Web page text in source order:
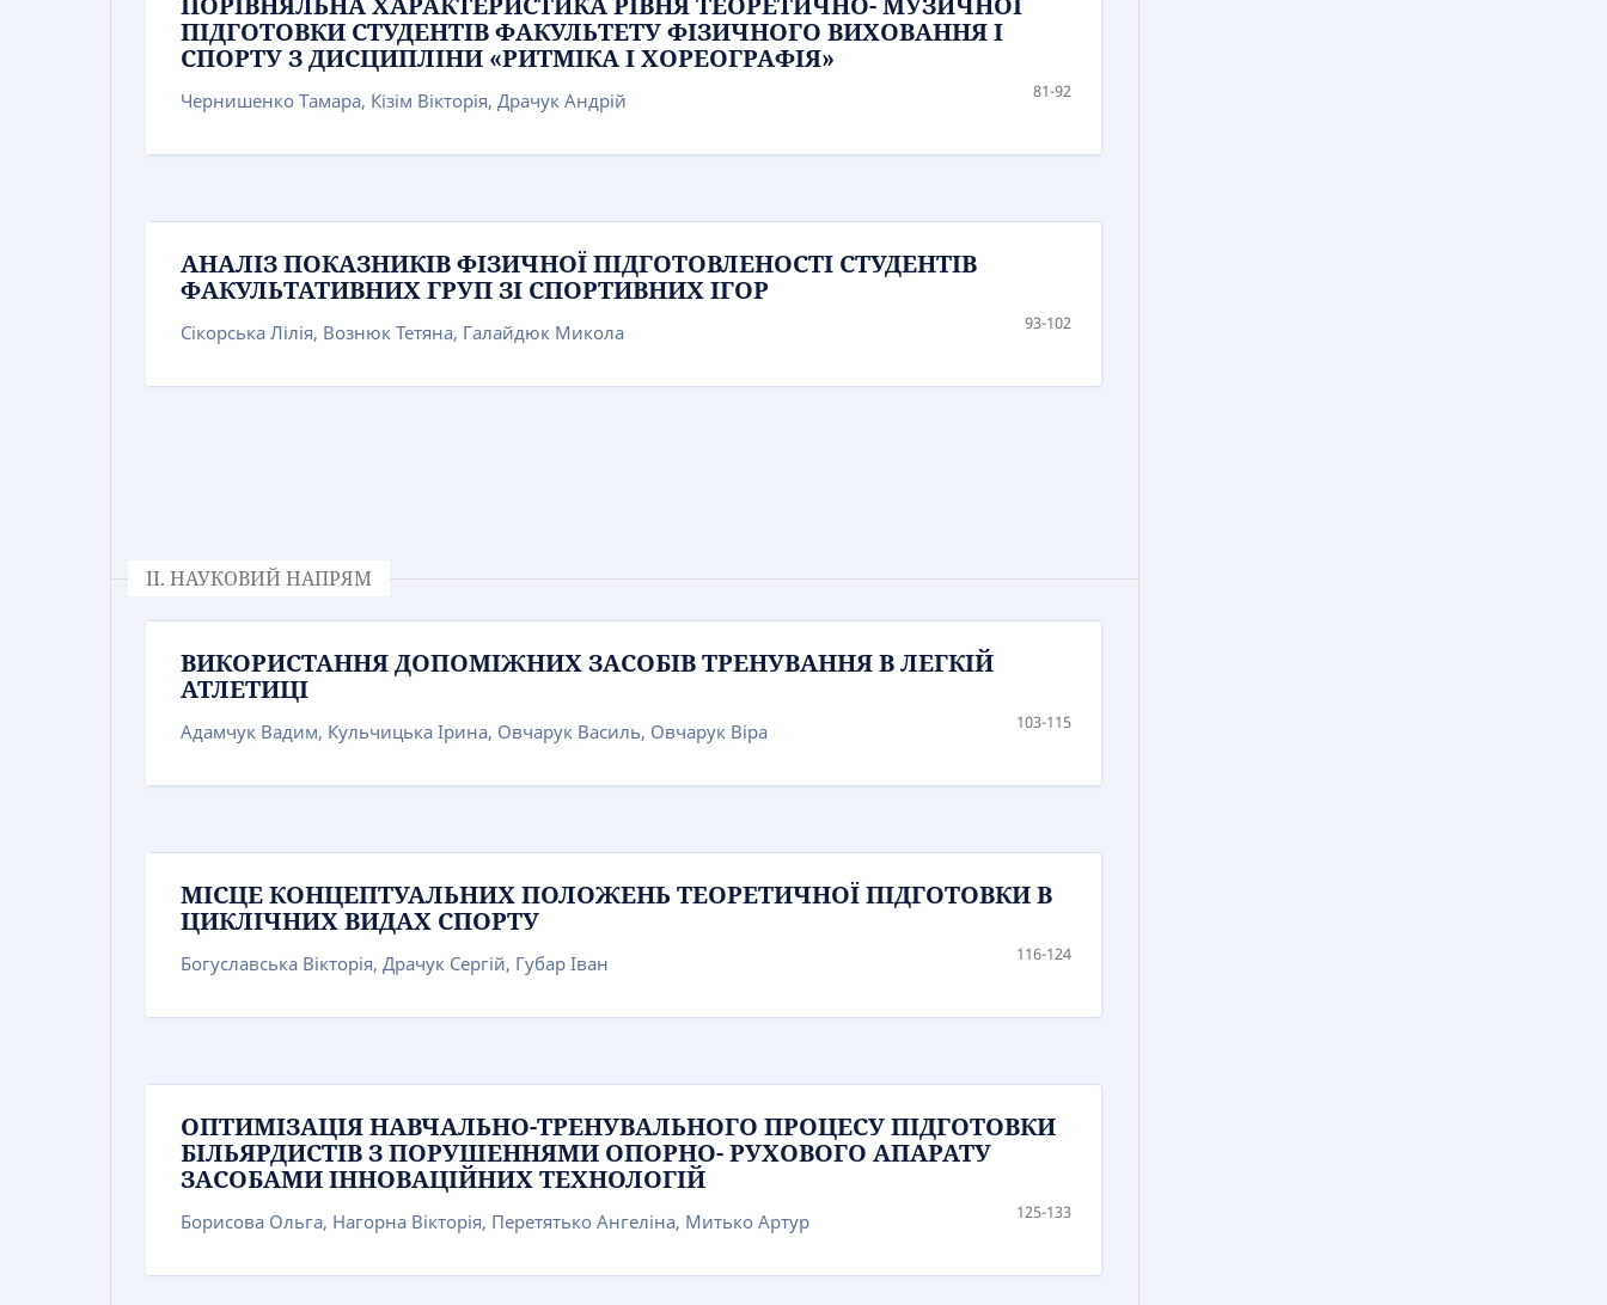
ПІДГОТОВКИ СТУДЕНТІВ ФАКУЛЬТЕТУ ФІЗИЧНОГО ВИХОВАННЯ І
СПОРТУ З ДИСЦИПЛІНИ «РИТМІКА І ХОРЕОГРАФІЯ»
Чернишенко Тамара, Кізім Вікторія, Драчук Андрій 81-92
АНАЛІЗ ПОКАЗНИКІВ ФІЗИЧНОЇ ПІДГОТОВЛЕНОСТІ СТУДЕНТІВ
ФАКУЛЬТАТИВНИХ ГРУП ЗІ СПОРТИВНИХ ІГОР
Сікорська Лілія, Вознюк Тетяна, Галайдюк Микола 93-102
IІ. НАУКОВИЙ НАПРЯМ
ВИКОРИСТАННЯ ДОПОМІЖНИХ ЗАСОБІВ ТРЕНУВАННЯ В ЛЕГКІЙ
АТЛЕТИЦІ
Адамчук Вадим, Кульчицька Ірина, Овчарук Василь, Овчарук Віра 103-115
МІСЦЕ КОНЦЕПТУАЛЬНИХ ПОЛОЖЕНЬ ТЕОРЕТИЧНОЇ ПІДГОТОВКИ В
ЦИКЛІЧНИХ ВИДАХ СПОРТУ
Богуславська Вікторія, Драчук Сергій, Губар Іван 116-124
ОПТИМІЗАЦІЯ НАВЧАЛЬНО-ТРЕНУВАЛЬНОГО ПРОЦЕСУ ПІДГОТОВКИ
БІЛЬЯРДИСТІВ З ПОРУШЕННЯМИ ОПОРНО- РУХОВОГО АПАРАТУ
ЗАСОБАМИ ІННОВАЦІЙНИХ ТЕХНОЛОГІЙ
Борисова Ольга, Нагорна Вікторія, Перетятько Ангеліна, Митько Артур 125-133